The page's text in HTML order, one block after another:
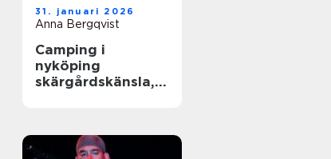
31. januari 2026
Anna Bergqvist
Camping i
nyköping
skärgårdskänsla,